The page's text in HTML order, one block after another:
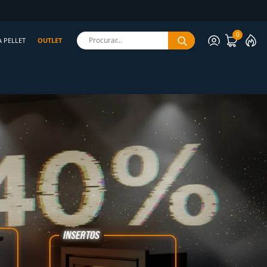
PELLET OUTLET Procurar...
0